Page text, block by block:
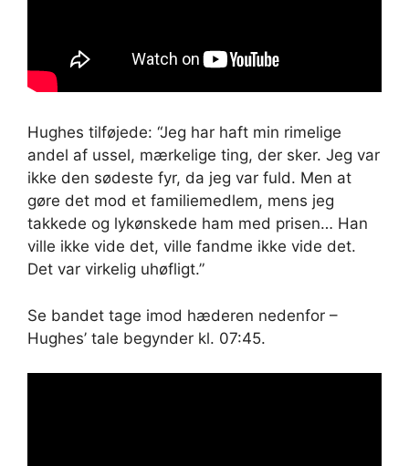
Hughes tilføjede: “Jeg har haft min rimelige
andel af ussel, mærkelige ting, der sker. Jeg var
ikke den sødeste fyr, da jeg var fuld. Men at
gøre det mod et familiemedlem, mens jeg
takkede og lykønskede ham med prisen… Han
ville ikke vide det, ville fandme ikke vide det.
Det var virkelig uhøfligt.”
Se bandet tage imod hæderen nedenfor –
Hughes’ tale begynder kl. 07:45.